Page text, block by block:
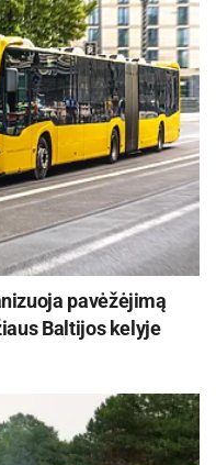
klojimo
taryba ir
pavėžėjimą
Baltijos kelyje